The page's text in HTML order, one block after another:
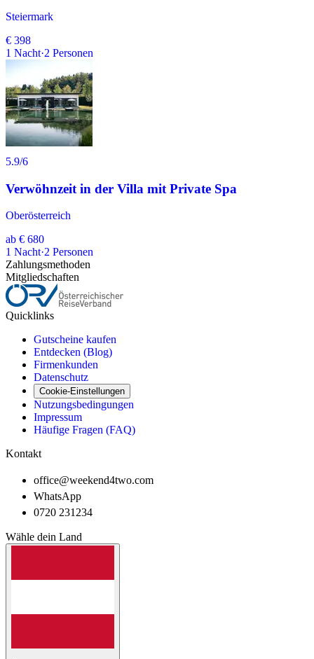
Steiermark
€ 398
1 Nacht·2 Personen
5.9/6
Verwöhnzeit in der Villa mit Private Spa
Oberösterreich
ab € 680
1 Nacht·2 Personen
Zahlungsmethoden
Mitgliedschaften
Quicklinks
Gutscheine kaufen
Entdecken (Blog)
Firmenkunden
Datenschutz
Cookie-Einstellungen
Nutzungsbedingungen
Impressum
Häufige Fragen (FAQ)
Kontakt
office@weekend4two.com
WhatsApp
0720 231234
Wähle dein Land